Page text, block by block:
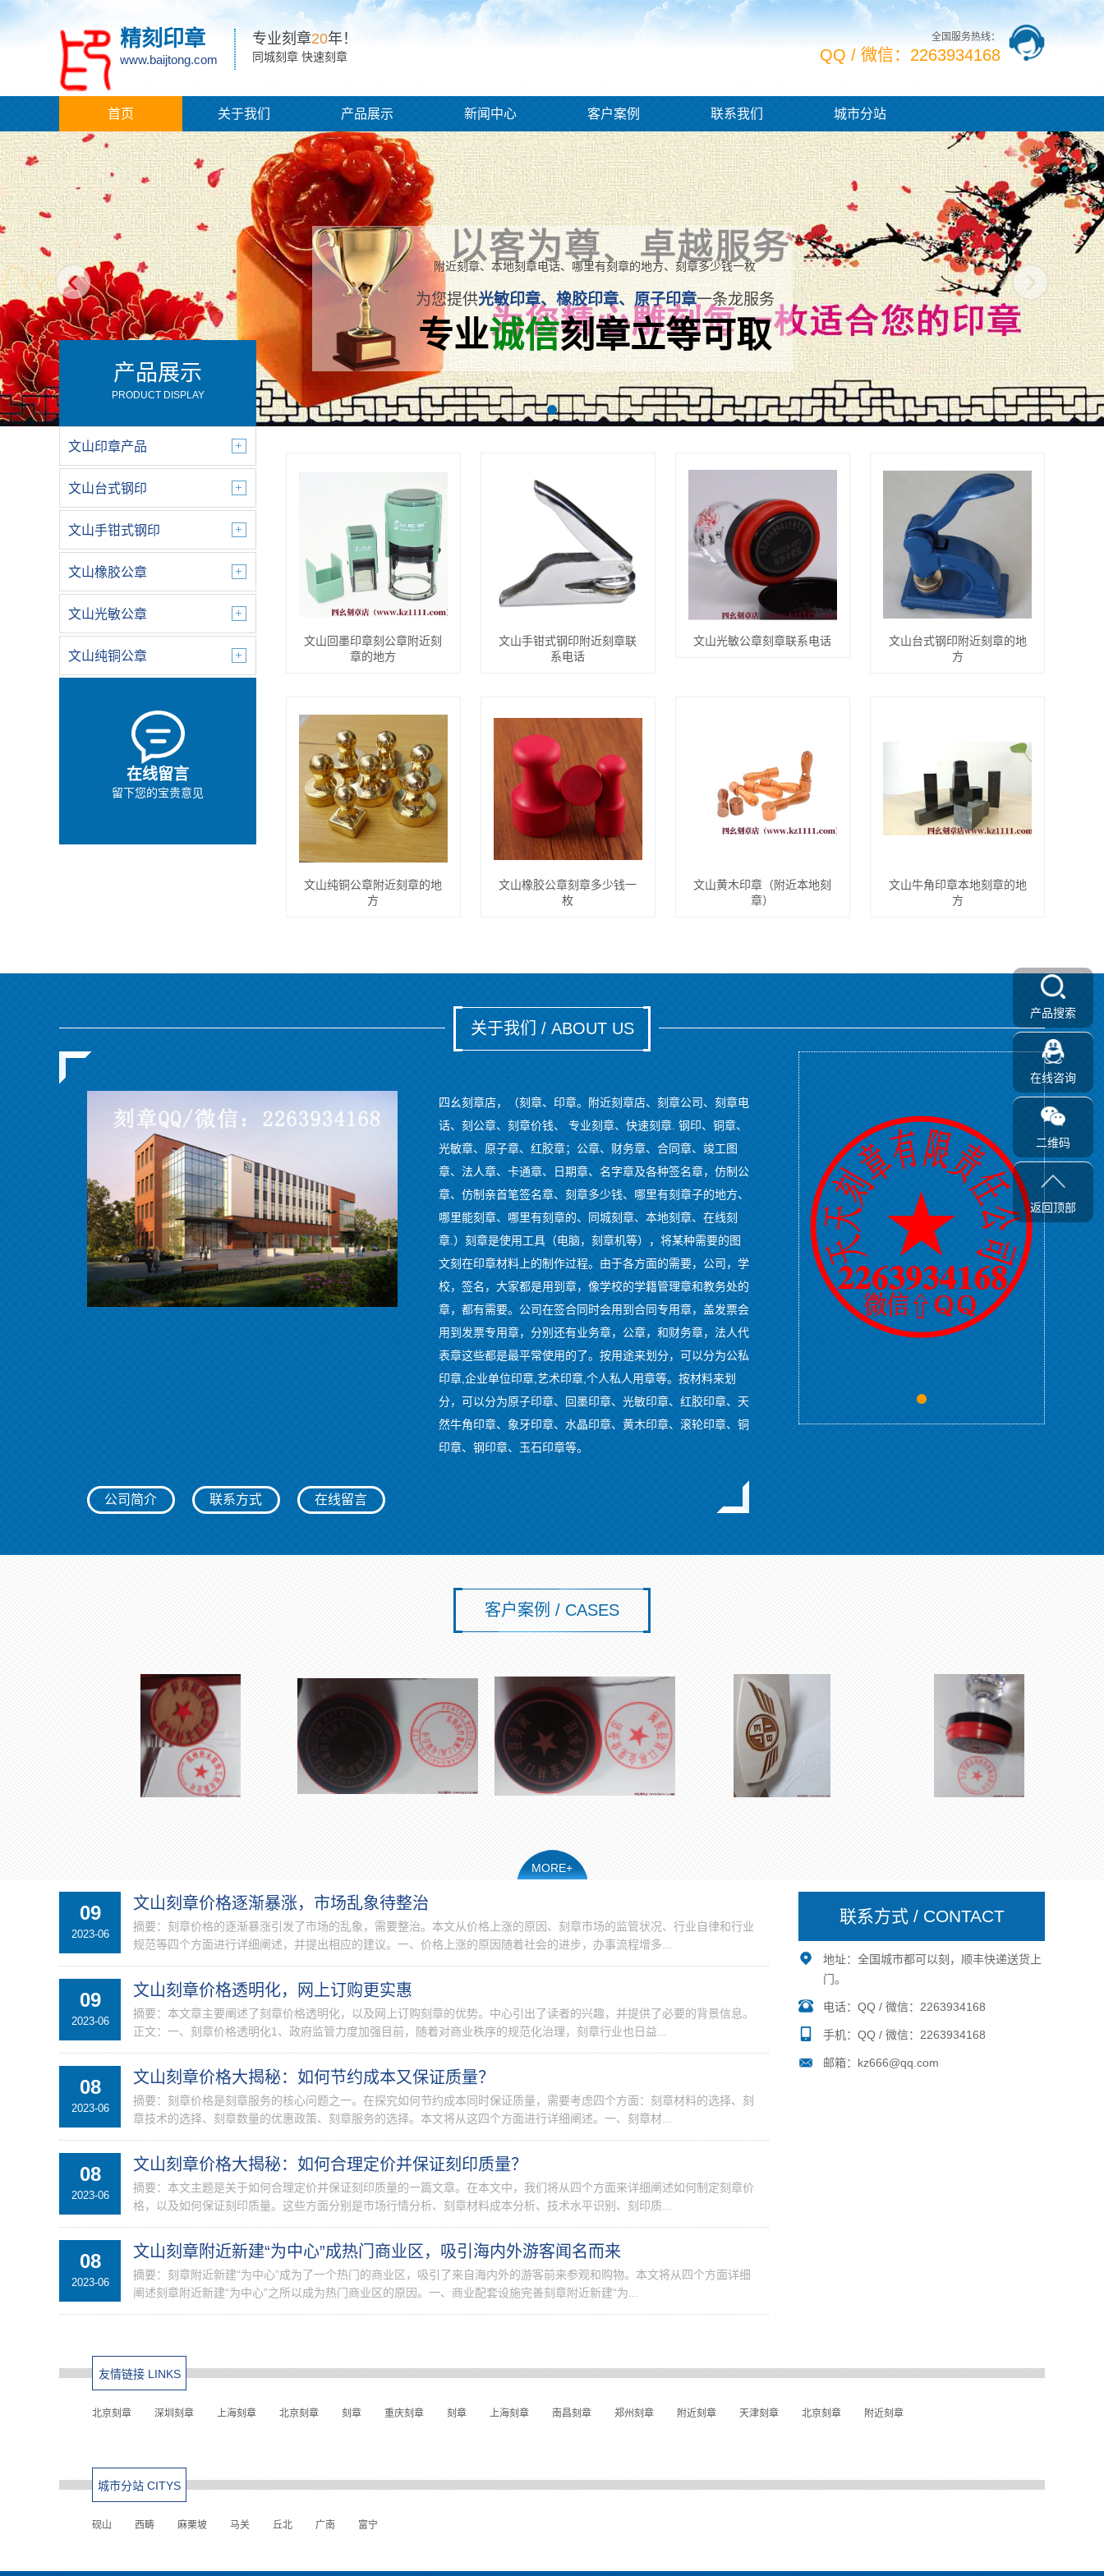
精刻印章
www.baijtong.com
专业刻章20年！
同城刻章 快速刻章
全国服务热线：
QQ / 微信：2263934168
首页 关于我们 产品展示 新闻中心 客户案例 联系我们 城市分站
附近刻章、本地刻章电话、哪里有刻章的地方、刻章多少钱一枚
为您提供光敏印章、橡胶印章、原子印章一条龙服务
专业诚信刻章立等可取
产品展示
PRODUCT DISPLAY
文山印章产品
文山台式钢印
文山手钳式钢印
文山橡胶公章
文山光敏公章
文山纯铜公章
在线留言
留下您的宝贵意见
文山回墨印章刻公章附近刻
章的地方
文山手钳式钢印附近刻章联
系电话
文山光敏公章刻章联系电话
文山台式钢印附近刻章的地
方
文山纯铜公章附近刻章的地
方
文山橡胶公章刻章多少钱一
枚
文山黄木印章（附近本地刻
章）
文山牛角印章本地刻章的地
方
关于我们 / ABOUT US
四幺刻章店，（刻章、印章。附近刻章店、刻章公司、刻章电
话、刻公章、刻章价钱、 专业刻章、快速刻章. 钢印、铜章、
光敏章、原子章、红胶章；公章、财务章、合同章、竣工图
章、法人章、卡通章、日期章、名字章及各种签名章，仿制公
章、仿制亲首笔签名章、刻章多少钱、哪里有刻章子的地方、
哪里能刻章、哪里有刻章的、同城刻章、本地刻章、在线刻
章.）刻章是使用工具（电脑，刻章机等），将某种需要的图
文刻在印章材料上的制作过程。由于各方面的需要，公司，学
校，签名，大家都是用到章，像学校的学籍管理章和教务处的
章，都有需要。公司在签合同时会用到合同专用章，盖发票会
用到发票专用章，分别还有业务章，公章，和财务章，法人代
表章这些都是最平常使用的了。按用途来划分，可以分为公私
印章,企业单位印章,艺术印章,个人私人用章等。按材料来划
分，可以分为原子印章、回墨印章、光敏印章、红胶印章、天
然牛角印章、象牙印章、水晶印章、黄木印章、滚轮印章、铜
印章、钢印章、玉石印章等。
公司简介 联系方式 在线留言
客户案例 / CASES
MORE+
09
2023-06
文山刻章价格逐渐暴涨，市场乱象待整治
摘要：刻章价格的逐渐暴涨引发了市场的乱象，需要整治。本文从价格上涨的原因、刻章市场的监管状况、行业自律和行业
规范等四个方面进行详细阐述，并提出相应的建议。一、价格上涨的原因随着社会的进步，办事流程增多...
09
2023-06
文山刻章价格透明化，网上订购更实惠
摘要：本文章主要阐述了刻章价格透明化，以及网上订购刻章的优势。中心引出了读者的兴趣，并提供了必要的背景信息。
正文：一、刻章价格透明化1、政府监管力度加强目前，随着对商业秩序的规范化治理，刻章行业也日益...
08
2023-06
文山刻章价格大揭秘：如何节约成本又保证质量？
摘要：刻章价格是刻章服务的核心问题之一。在探究如何节约成本同时保证质量，需要考虑四个方面：刻章材料的选择、刻
章技术的选择、刻章数量的优惠政策、刻章服务的选择。本文将从这四个方面进行详细阐述。一、刻章材...
08
2023-06
文山刻章价格大揭秘：如何合理定价并保证刻印质量？
摘要：本文主题是关于如何合理定价并保证刻印质量的一篇文章。在本文中，我们将从四个方面来详细阐述如何制定刻章价
格，以及如何保证刻印质量。这些方面分别是市场行情分析、刻章材料成本分析、技术水平识别、刻印质...
08
2023-06
文山刻章附近新建“为中心”成热门商业区，吸引海内外游客闻名而来
摘要：刻章附近新建“为中心”成为了一个热门的商业区，吸引了来自海内外的游客前来参观和购物。本文将从四个方面详细
阐述刻章附近新建“为中心”之所以成为热门商业区的原因。一、商业配套设施完善刻章附近新建“为...
联系方式 / CONTACT
地址：全国城市都可以刻，顺丰快递送货上
门。
电话：QQ / 微信：2263934168
手机：QQ / 微信：2263934168
邮箱：kz666@qq.com
友情链接 LINKS
北京刻章 深圳刻章 上海刻章 北京刻章 刻章 重庆刻章 刻章 上海刻章 南昌刻章 郑州刻章 附近刻章 天津刻章 北京刻章 附近刻章
城市分站 CITYS
砚山 西畴 麻栗坡 马关 丘北 广南 富宁
产品搜索
在线咨询
二维码
返回顶部